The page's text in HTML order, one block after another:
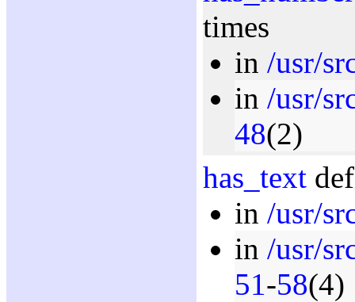
times
in /usr/
in /usr/
48(2)
has_text
in /usr/
in /usr/
51-58(4)